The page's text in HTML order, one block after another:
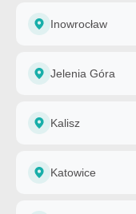
Inowrocław
Jelenia Góra
Kalisz
Katowice